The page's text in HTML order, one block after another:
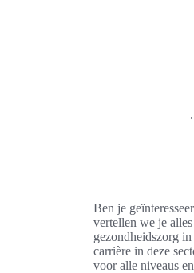
Ben je
vertellen we je
gezondheidszorg
carrière in deze
voor alle niveaus